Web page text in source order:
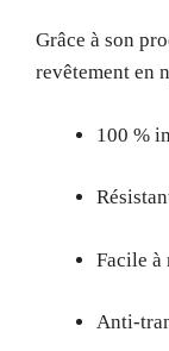
Grâce à son
revêtement en
100 %
Facile à
Anti-